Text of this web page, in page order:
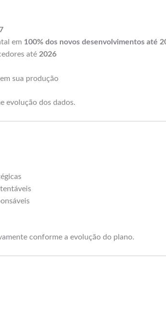
em 100% dos novos desenvolvimentos até
até 2026
sua produção
evolução dos dados.
conforme a evolução do plano.